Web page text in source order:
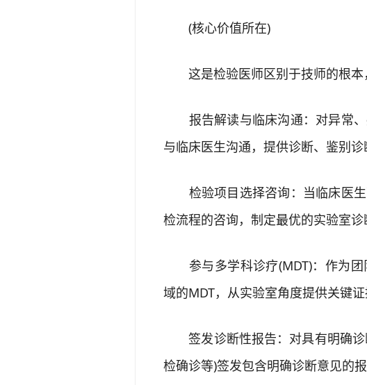
(核心价值所在)
这是检验医师区别于技师的根本
报告解读与临床沟通：对异常、
与临床医生沟通，提供诊断、鉴别诊
检验项目选择咨询：当临床医生
检流程的咨询，制定最优的实验室诊
参与多学科诊疗(MDT)：作为团
域的MDT，从实验室角度提供关键证
签发诊断性报告：对具有明确诊
检确诊等)签发包含明确诊断意见的报